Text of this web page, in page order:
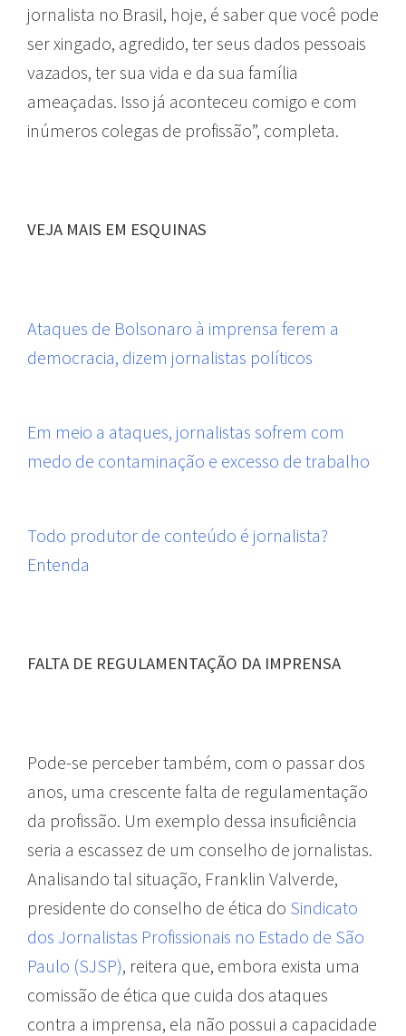
jornalista no Brasil, hoje, é saber que você pode
ser xingado, agredido, ter seus dados pessoais
vazados, ter sua vida e da sua família
ameaçadas. Isso já aconteceu comigo e com
inúmeros colegas de profissão”, completa.
VEJA MAIS EM ESQUINAS
Ataques de Bolsonaro à imprensa ferem a
democracia, dizem jornalistas políticos
Em meio a ataques, jornalistas sofrem com
medo de contaminação e excesso de trabalho
Todo produtor de conteúdo é jornalista?
Entenda
FALTA DE REGULAMENTAÇÃO DA IMPRENSA
Pode-se perceber também, com o passar dos
anos, uma crescente falta de regulamentação
da profissão. Um exemplo dessa insuficiência
seria a escassez de um conselho de jornalistas.
Analisando tal situação, Franklin Valverde,
presidente do conselho de ética do Sindicato
dos Jornalistas Profissionais no Estado de São
Paulo (SJSP), reitera que, embora exista uma
comissão de ética que cuida dos ataques
contra a imprensa, ela não possui a capacidade